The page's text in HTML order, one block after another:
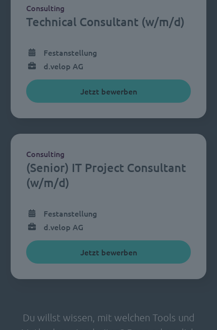
Technical Consultant (w/m/d)
Consulting
Festanstellung
d.velop AG
Jetzt bewerben
(Senior) IT Project Consultant
(w/m/d)
Consulting
Festanstellung
d.velop AG
Jetzt bewerben
Du willst wissen, mit welchen Tools und